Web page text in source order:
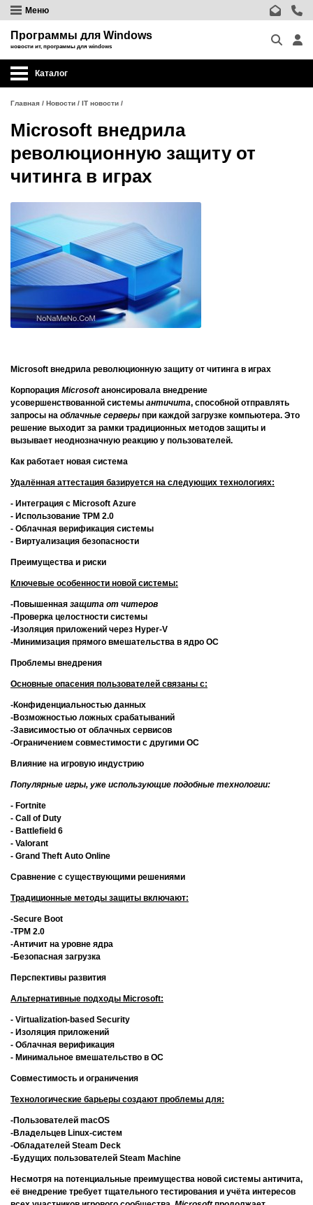
Меню
Программы для Windows
новости ит, программы для windows
Каталог
Главная / Новости / IT новости /
Microsoft внедрила
революционную защиту от
читинга в играх
Microsoft внедрила революционную защиту от читинга в играх
Корпорация Microsoftанонсировала внедрение
усовершенствованной системы античита, способной отправлять
запросы на облачные серверы при каждой загрузке компьютера. Это
решение выходит за рамки традиционных методов защиты и
вызывает неоднозначную реакцию у пользователей.
Как работает новая система
Удалённая аттестация базируется на следующих технологиях:
- Интеграция с Microsoft Azure
- Использование TPM 2.0
- Облачная верификация системы
- Виртуализация безопасности
Преимущества и риски
Ключевые особенности новой системы:
-Повышенная защита от читеров
-Проверка целостности системы
-Изоляция приложений через Hyper-V
-Минимизация прямого вмешательства в ядро ОС
Проблемы внедрения
Основные опасения пользователей связаны с:
-Конфиденциальностью данных
-Возможностью ложных срабатываний
-Зависимостью от облачных сервисов
-Ограничением совместимости с другими ОС
Влияние на игровую индустрию
Популярные игры, уже использующие подобные технологии:
- Fortnite
- Call of Duty
- Battlefield 6
- Valorant
- Grand Theft Auto Online
Сравнение с существующими решениями
Традиционные методы защиты включают:
-Secure Boot
-TPM 2.0
-Античит на уровне ядра
-Безопасная загрузка
Перспективы развития
Альтернативные подходы Microsoft:
- Virtualization-based Security
- Изоляция приложений
- Облачная верификация
- Минимальное вмешательство в ОС
Совместимость и ограничения
Технологические барьеры создают проблемы для:
-Пользователей macOS
-Владельцев Linux-систем
-Обладателей Steam Deck
-Будущих пользователей Steam Machine
Несмотря на потенциальные преимущества новой системы античита,
её внедрение требует тщательного тестирования и учёта интересов